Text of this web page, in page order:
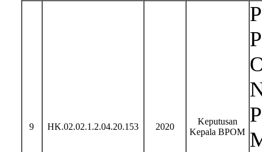
9 HK.02.02.1.2.04.20.153 2020
Keputusan
Kepala BPOM